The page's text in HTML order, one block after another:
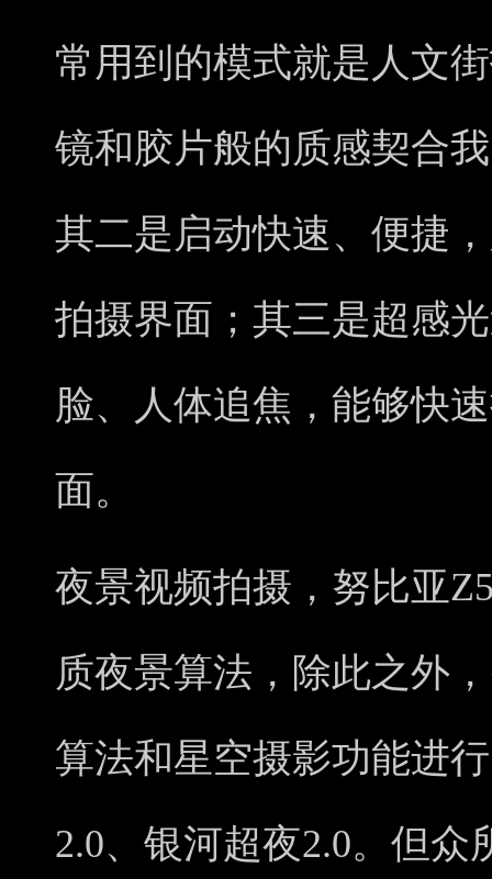
常用到的模式就是人文
镜和胶片般的质感契合
其二是启动快速、便捷
拍摄界面；其三是超感
脸、人体追焦，能够快
面。
夜景视频拍摄，努比亚
质夜景算法，除此之外
算法和星空摄影功能进
2.0、银河超夜2.0。但